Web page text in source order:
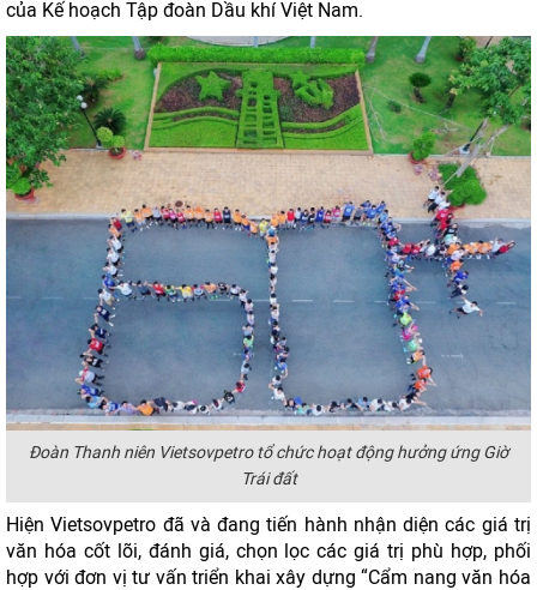
của Kế hoạch Tập đoàn Dầu khí Việt Nam.
Đoàn Thanh niên Vietsovpetro tổ chức hoạt động hưởng ứng Giờ
Trái đất
Hiện Vietsovpetro đã và đang tiến hành nhận diện các giá trị
văn hóa cốt lõi, đánh giá, chọn lọc các giá trị phù hợp, phối
hợp với đơn vị tư vấn triển khai xây dựng “Cẩm nang văn hóa